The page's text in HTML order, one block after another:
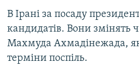
В Ірані за посаду
кандидатів. Вони змінять
Махмуда Ахмадінежада,
терміни поспіль.